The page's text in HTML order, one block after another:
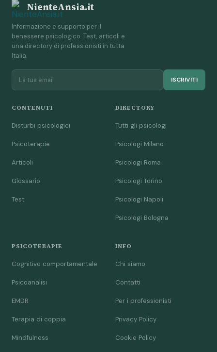
NienteAnsia.it
Informazione e supporto per il
benessere psicologico. Test, articoli e
una directory di professionisti in tutta
Italia.
ISCRIVITI
CONTENUTI
Disturbi psicologici
Psicoterapie
Articoli
Glossario
Test
DIRECTORY
Tutti gli psicologi
Psicologi Milano
Psicologi Roma
Psicologi Torino
Psicologi Napoli
Psicologi Bologna
PSICOTERAPIE
Cognitivo comportamentale
Psicoanalisi
EMDR
Terapia di coppia
Mindfulness
INFO
Chi siamo
Contatti
Per i professionisti
Privacy Policy
Cookie Policy